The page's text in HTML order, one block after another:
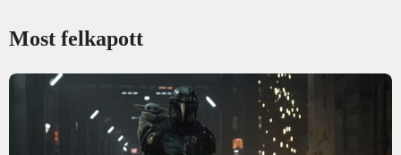
Most felkapott